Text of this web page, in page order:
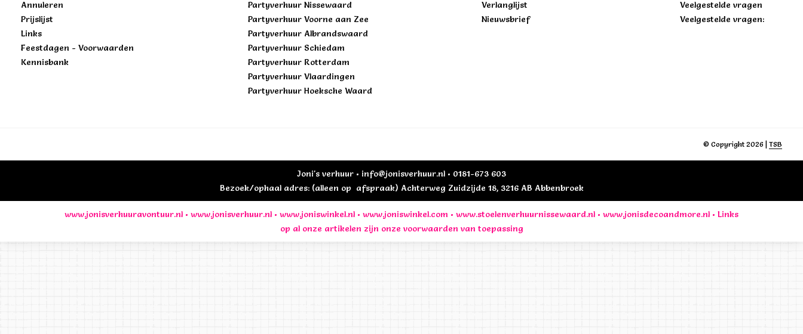
Annuleren
Prijslijst
Links
Feestdagen - Voorwaarden
Kennisbank
Partyverhuur Nissewaard
Partyverhuur Voorne aan Zee
Partyverhuur Albrandswaard
Partyverhuur Schiedam
Partyverhuur Rotterdam
Partyverhuur Vlaardingen
Partyverhuur Hoeksche Waard
Verlanglijst
Nieuwsbrief
Veelgestelde vragen
Veelgestelde vragen:
© Copyright 2026 | TSB
Joni's verhuur • info@jonisverhuur.nl • 0181-673 603
Bezoek/ophaal adres: (alleen op afspraak) Achterweg Zuidzijde 18, 3216 AB Abbenbroek
www.jonisverhuuravontuur.nl • www.jonisverhuur.nl • www.joniswinkel.nl • www.joniswinkel.com • www.stoelenverhuurnissewaard.nl • www.jonisdecoandmore.nl • Links
op al onze artikelen zijn onze voorwaarden van toepassing